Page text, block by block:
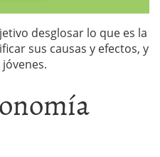
desglosar lo que es la
sus causas y efectos, y